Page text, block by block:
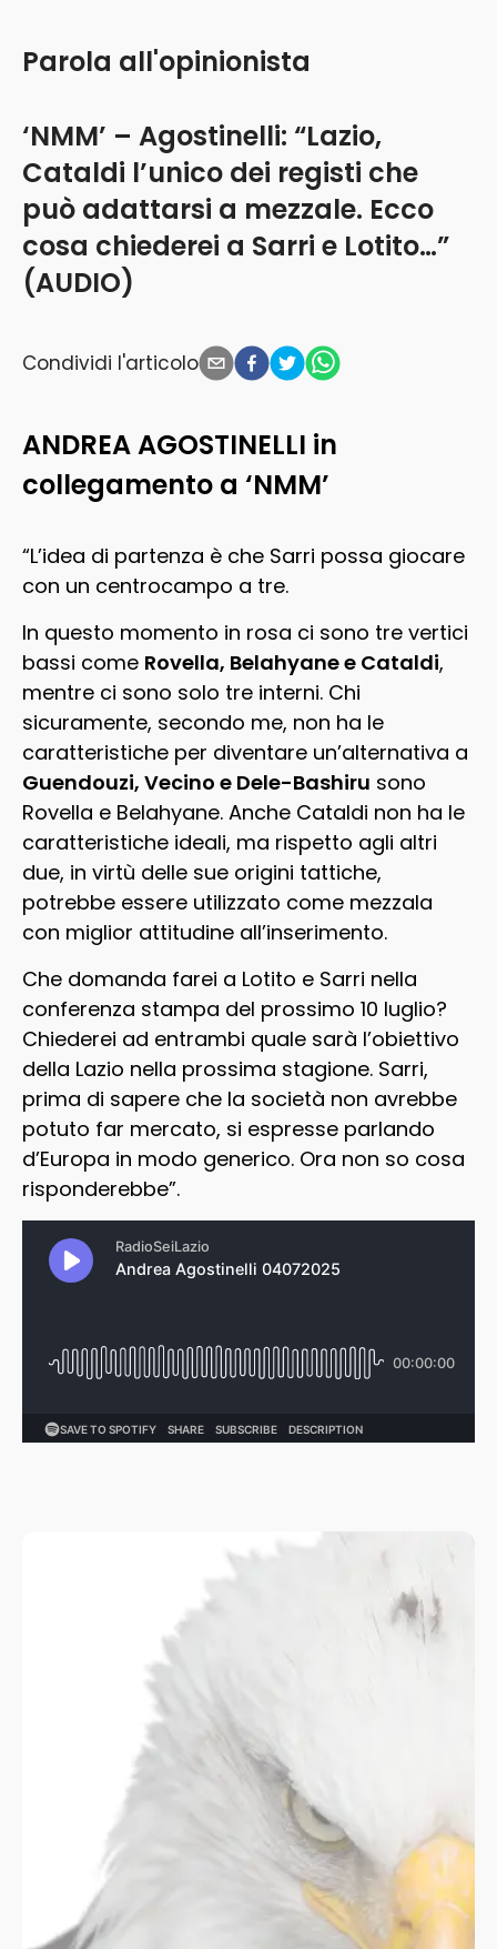
‘NMM’ – Agostinelli: “Lazio,
Cataldi l’unico dei registi che
può adattarsi a mezzale. Ecco
cosa chiederei a Sarri e Lotito…”
(AUDIO)
Parola all'opinionista
Condividi l'articolo
ANDREA AGOSTINELLI in
collegamento a ‘NMM’
“L’idea di partenza è che Sarri possa giocare
con un centrocampo a tre.
In questo momento in rosa ci sono tre vertici
bassi come Rovella, Belahyane e Cataldi,
mentre ci sono solo tre interni. Chi
sicuramente, secondo me, non ha le
caratteristiche per diventare un’alternativa a
Guendouzi, Vecino e Dele-Bashiru sono
Rovella e Belahyane. Anche Cataldi non ha le
caratteristiche ideali, ma rispetto agli altri
due, in virtù delle sue origini tattiche,
potrebbe essere utilizzato come mezzala
con miglior attitudine all’inserimento.
Che domanda farei a Lotito e Sarri nella
conferenza stampa del prossimo 10 luglio?
Chiederei ad entrambi quale sarà l’obiettivo
della Lazio nella prossima stagione. Sarri,
prima di sapere che la società non avrebbe
potuto far mercato, si espresse parlando
d’Europa in modo generico. Ora non so cosa
risponderebbe”.